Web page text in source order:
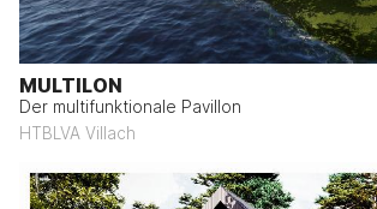
MULTILON
Der multifunktionale Pavillon
HTBLVA Villach